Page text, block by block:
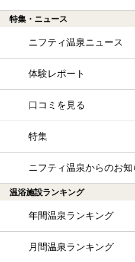
特集・ニュース
ニフティ温泉ニュース
体験レポート
口コミを見る
特集
ニフティ温泉からのお知
温浴施設ランキング
年間温泉ランキング
月間温泉ランキング